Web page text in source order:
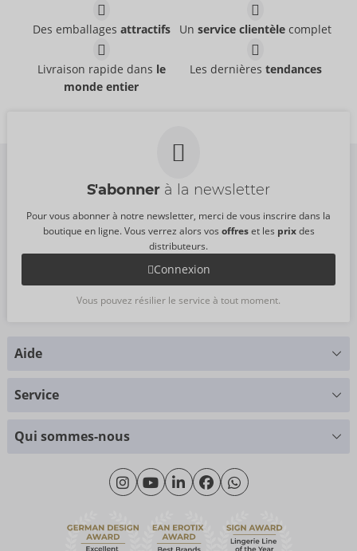
- ORION Brand
22157723021
Cottelli LINGERIE
22216671231
79,95 €
Cottelli LINGERIE- ORION Brand
Set
Des emballages attractifs Unservice clientèle complet
Livraison rapide dans le
monde entier
Les dernières tendances
S'abonner à la newsletter
Pour vous abonner à notre newsletter, merci de vous inscrire dans la
boutique en ligne. Vous verrez alors vos offreset les prixdes
distributeurs.
Connexion
Vous pouvez résilier le service à tout moment.
Aide
+49 (0)461 50 40 308
Lundi - Jeudi: 09h00 - 16h00
Vendredi: 09h00 - 15h00
Service client
Service
Tableau des tailles
Qui sommes-nous
Qui sommes-nous
Durabilité
eroFame